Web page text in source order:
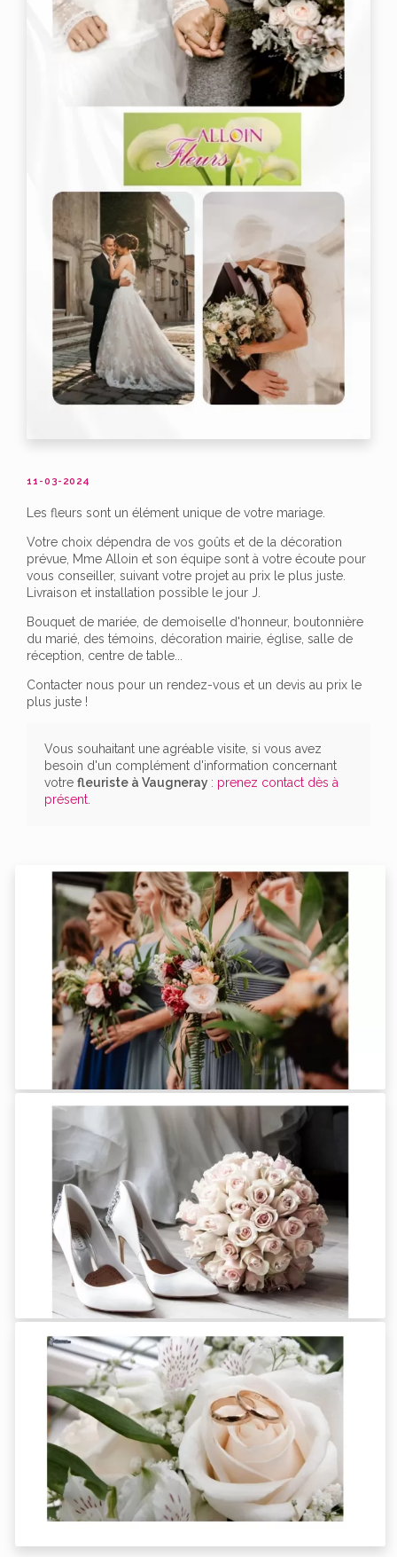
11-03-2024
Les fleurs sont un élément unique de votre mariage.
Votre choix dépendra de vos goûts et de la décoration
prévue, Mme Alloin et son équipe sont à votre écoute pour
vous conseiller, suivant votre projet au prix le plus juste.
Livraison et installation possible le jour J.
Bouquet de mariée, de demoiselle d'honneur, boutonnière
du marié, des témoins, décoration mairie, église, salle de
réception, centre de table...
Contacter nous pour un rendez-vous et un devis au prix le
plus juste !
Vous souhaitant une agréable visite, si vous avez
besoin d'un complément d'information concernant
votre fleuriste à Vaugneray : prenez contact dès à
présent